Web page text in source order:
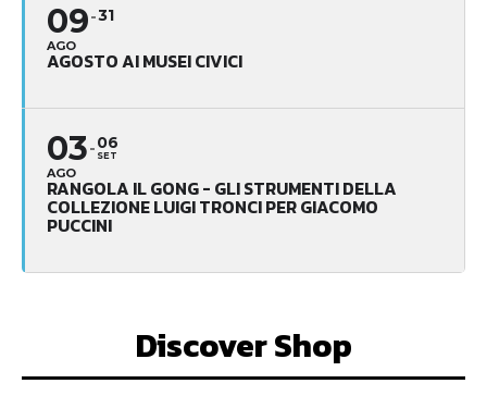
09
AGO
31
AGOSTO AI MUSEI CIVICI
03
AGO
06
SET
RANGOLA IL GONG - GLI STRUMENTI DELLA
COLLEZIONE LUIGI TRONCI PER GIACOMO
PUCCINI
Discover Shop